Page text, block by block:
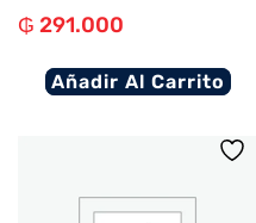
₲ 291.000
Añadir Al Carrito